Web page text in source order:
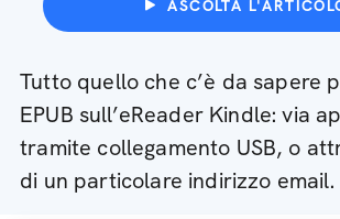
ASCOLTA
Tutto quello che c’è da sapere
EPUB sull’eReader Kindle: via
tramite collegamento USB, o
di un particolare indirizzo email.